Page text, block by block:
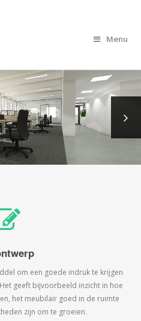
Menu
om een goede indruk te krijgen
geeft bijvoorbeeld inzicht in hoe
het meubilair goed in de ruimte
zijn om te groeien.